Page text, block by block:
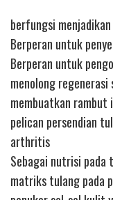
berfungsi
Berperan untuk
Berperan untuk
menolong
membuatkan rambut
pelican persendian
arthritis
Sebagai nutrisi pada
matriks tulang pada